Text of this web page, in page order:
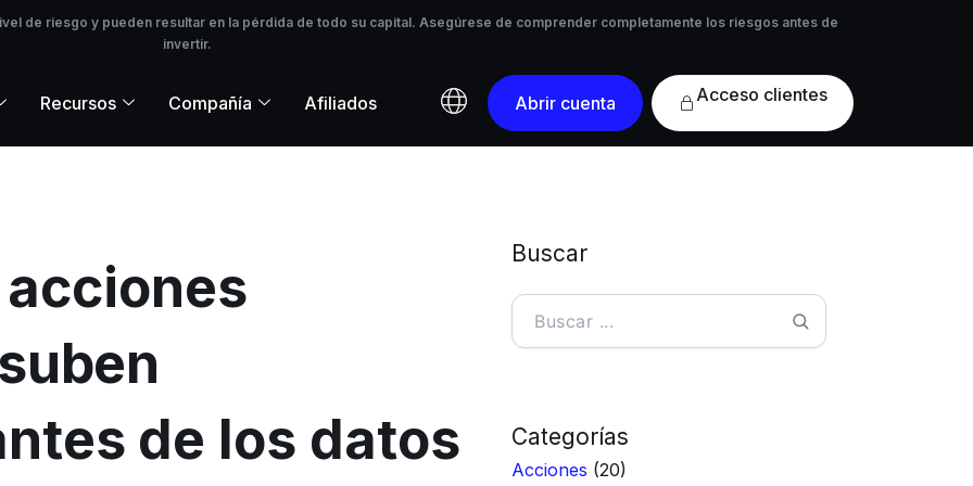
de riesgo y pueden resultar en la pérdida de todo su capital. Asegúrese de comprender completamente los riesgos antes de
invertir.
riesgo y pueden resultar en la pérdida de todo su capital. Asegúrese de comprender completamente los riesgos antes de
Recursos Compañía Afiliados Abrir cuenta
Acceso
de los datos
Buscar
Buscar
Categorías
Acciones (20)